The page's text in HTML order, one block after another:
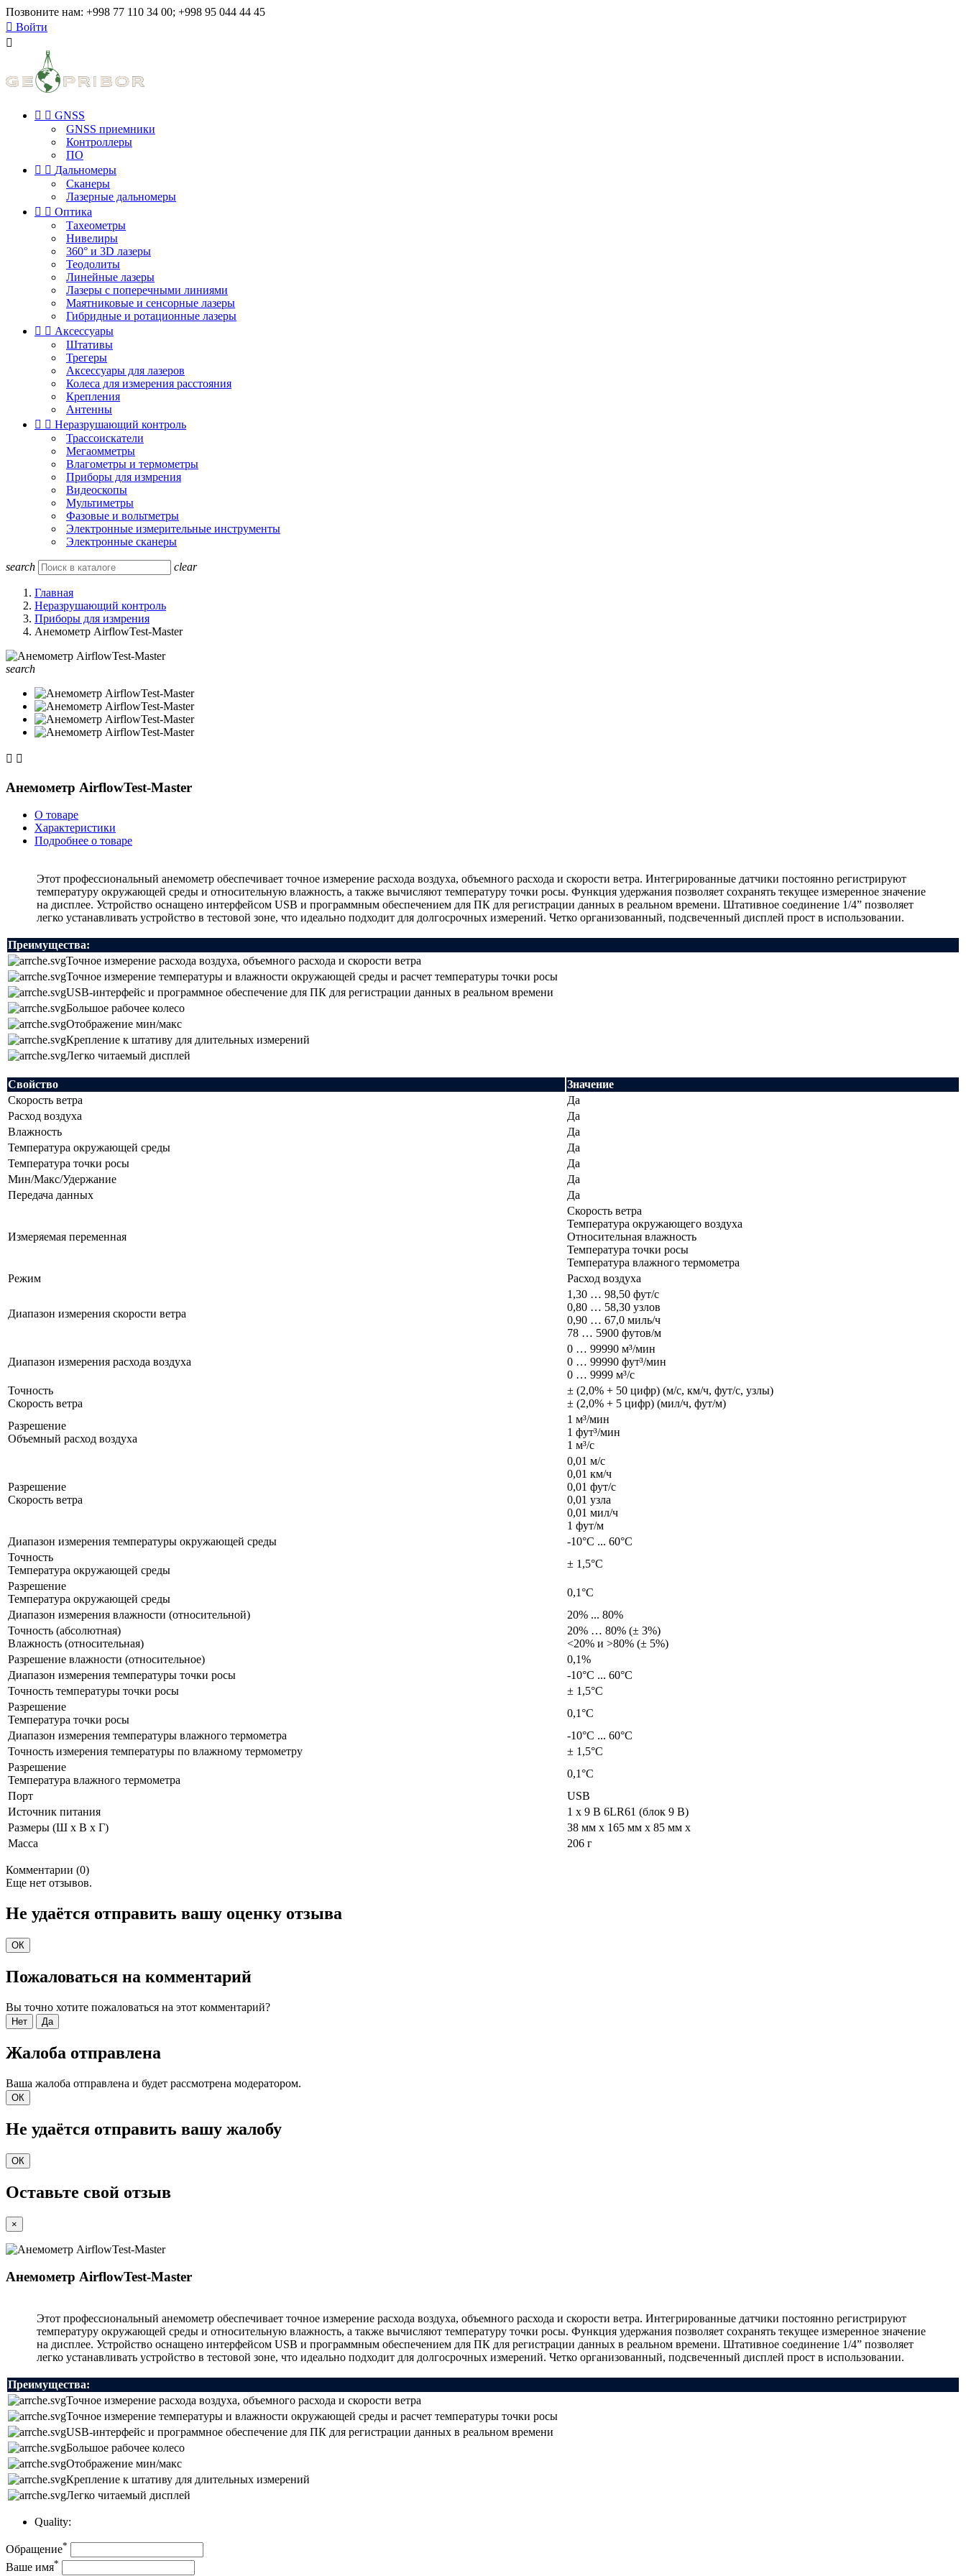
Позвоните нам: +998 77 110 34 00; +998 95 044 44 45
 Войти

  GNSS
GNSS приемники
Контроллеры
ПО
  Дальномеры
Сканеры
Лазерные дальномеры
  Оптика
Тахеометры
Нивелиры
360° и 3D лазеры
Теодолиты
Линейные лазеры
Лазеры с поперечными линиями
Маятниковые и сенсорные лазеры
Гибридные и ротационные лазеры
  Аксессуары
Штативы
Трегеры
Аксессуары для лазеров
Колеса для измерения расстояния
Крепления
Антенны
  Неразрушающий контроль
Трассоискатели
Мегаомметры
Влагометры и термометры
Приборы для измрения
Видеоскопы
Мультиметры
Фазовые и вольтметры
Электронные измерительные инструменты
Электронные сканеры
search clear
Главная
Неразрушающий контроль
Приборы для измрения
Анемометр AirflowTest-Master
search
 
Анемометр AirflowTest-Master
О товаре
Характеристики
Подробнее о товаре
Этот профессиональный анемометр обеспечивает точное измерение расхода воздуха, объемного расхода и скорости ветра. Интегрированные датчики постоянно регистрируют
температуру окружающей среды и относительную влажность, а также вычисляют температуру точки росы. Функция удержания позволяет сохранять текущее измеренное значение
на дисплее. Устройство оснащено интерфейсом USB и программным обеспечением для ПК для регистрации данных в реальном времени. Штативное соединение 1/4” позволяет
легко устанавливать устройство в тестовой зоне, что идеально подходит для долгосрочных измерений. Четко организованный, подсвеченный дисплей прост в использовании.
Преимущества:
Точное измерение расхода воздуха, объемного расхода и скорости ветра
Точное измерение температуры и влажности окружающей среды и расчет температуры точки росы
USB-интерфейс и программное обеспечение для ПК для регистрации данных в реальном времени
Большое рабочее колесо
Отображение мин/макс
Крепление к штативу для длительных измерений
Легко читаемый дисплей
Свойство
Значение
Скорость ветра
Да
Расход воздуха
Да
Влажность
Да
Температура окружающей среды
Да
Температура точки росы
Да
Мин/Макс/Удержание
Да
Передача данных
Да
Измеряемая переменная
Скорость ветра
Температура окружающего воздуха
Относительная влажность
Температура точки росы
Температура влажного термометра
Режим
Расход воздуха
Диапазон измерения скорости ветра
1,30 … 98,50 фут/с
0,80 … 58,30 узлов
0,90 … 67,0 миль/ч
78 … 5900 футов/м
Диапазон измерения расхода воздуха
0 … 99990 м³/мин
0 … 99990 фут³/мин
0 … 9999 м³/с
Точность
Скорость ветра
± (2,0% + 50 цифр) (м/с, км/ч, фут/с, узлы)
± (2,0% + 5 цифр) (мил/ч, фут/м)
Разрешение
Объемный расход воздуха
1 м³/мин
1 фут³/мин
1 м³/с
Разрешение
Скорость ветра
0,01 м/с
0,01 км/ч
0,01 фут/с
0,01 узла
0,01 мил/ч
1 фут/м
Диапазон измерения температуры окружающей среды
-10°С ... 60°С
Точность
Температура окружающей среды
± 1,5°С
Разрешение
Температура окружающей среды
0,1°С
Диапазон измерения влажности (относительной)
20% ... 80%
Точность (абсолютная)
Влажность (относительная)
20% … 80% (± 3%)
<20% и >80% (± 5%)
Разрешение влажности (относительное)
0,1%
Диапазон измерения температуры точки росы
-10°С ... 60°С
Точность температуры точки росы
± 1,5°С
Разрешение
Температура точки росы
0,1°С
Диапазон измерения температуры влажного термометра
-10°С ... 60°С
Точность измерения температуры по влажному термометру
± 1,5°С
Разрешение
Температура влажного термометра
0,1°С
Порт
USB
Источник питания
1 x 9 В 6LR61 (блок 9 В)
Размеры (Ш x В x Г)
38 мм x 165 мм x 85 мм x
Масса
206 г
Комментарии (0)
Еще нет отзывов.
Не удаётся отправить вашу оценку отзыва
ОК
Пожаловаться на комментарий
Вы точно хотите пожаловаться на этот комментарий?
Нет Да
Жалоба отправлена
Ваша жалоба отправлена и будет рассмотрена модератором.
ОК
Не удаётся отправить вашу жалобу
ОК
Оставьте свой отзыв
×
Анемометр AirflowTest-Master
Этот профессиональный анемометр обеспечивает точное измерение расхода воздуха, объемного расхода и скорости ветра. Интегрированные датчики постоянно регистрируют
температуру окружающей среды и относительную влажность, а также вычисляют температуру точки росы. Функция удержания позволяет сохранять текущее измеренное значение
на дисплее. Устройство оснащено интерфейсом USB и программным обеспечением для ПК для регистрации данных в реальном времени. Штативное соединение 1/4” позволяет
легко устанавливать устройство в тестовой зоне, что идеально подходит для долгосрочных измерений. Четко организованный, подсвеченный дисплей прост в использовании.
Преимущества:
Точное измерение расхода воздуха, объемного расхода и скорости ветра
Точное измерение температуры и влажности окружающей среды и расчет температуры точки росы
USB-интерфейс и программное обеспечение для ПК для регистрации данных в реальном времени
Большое рабочее колесо
Отображение мин/макс
Крепление к штативу для длительных измерений
Легко читаемый дисплей
Quality:
Обращение*
Ваше имя*